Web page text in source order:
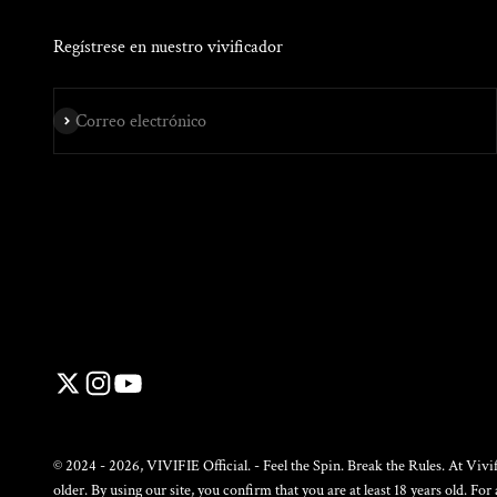
Regístrese en nuestro vivificador
Correo electrónico
Suscribir
© 2024 - 2026, VIVIFIE Official. - Feel the Spin. Break the Rules. At
older. By using our site, you confirm that you are at least 18 years old. For